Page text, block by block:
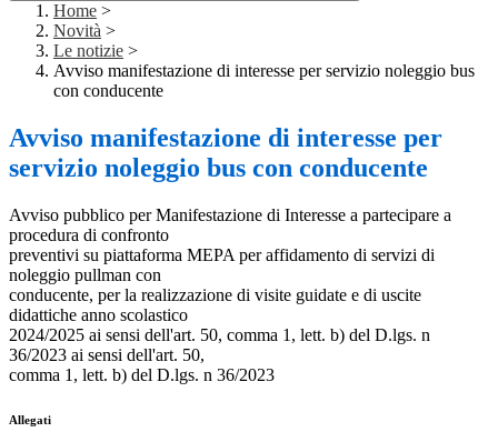
Home >
Novità >
Le notizie >
Avviso manifestazione di interesse per servizio noleggio bus
con conducente
Avviso manifestazione di interesse per
servizio noleggio bus con conducente
Avviso pubblico per Manifestazione di Interesse a partecipare a
procedura di confronto
preventivi su piattaforma MEPA per affidamento di servizi di
noleggio pullman con
conducente, per la realizzazione di visite guidate e di uscite
didattiche anno scolastico
2024/2025 ai sensi dell'art. 50, comma 1, lett. b) del D.lgs. n
36/2023 ai sensi dell'art. 50,
comma 1, lett. b) del D.lgs. n 36/2023
Allegati